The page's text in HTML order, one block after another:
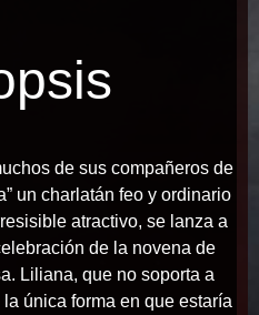
de sus compañeros de
un charlatán feo y ordinario
atractivo, se lanza a
de la novena de
Liliana, que no soporta a
única forma en que estaría